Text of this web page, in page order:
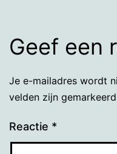
Geef een
Je e-mailadres wordt
velden zijn
Reactie *